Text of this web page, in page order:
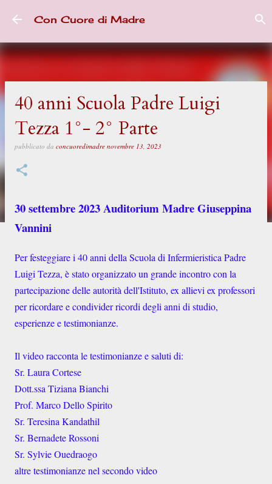
Passa ai contenuti principali
Con Cuore di Madre
40 anni Scuola Padre Luigi
Tezza 1°- 2° Parte
pubblicato da concuoredimadre novembre 13, 2023
30 settembre 2023 Auditorium Madre Giuseppina
Vannini
Per festeggiare i 40 anni della Scuola di Infermieristica Padre
Luigi Tezza, è stato organizzato un grande incontro con la
partecipazione delle autorità dell'Istituto, ex allievi ex professori
per ricordare e condivider ricordi degli anni di studio,
esperienze e testimonianze.
Il video racconta le testimonianze e saluti di:
Sr. Laura Cortese
Dott.ssa Tiziana Bianchi
Prof. Marco Dello Spirito
Sr. Teresina Kandathil
Sr. Bernadete Rossoni
Sr. Sylvie Ouedraogo
altre testimonianze nel secondo video